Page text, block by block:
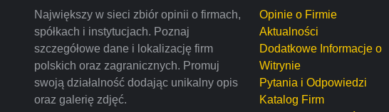
Największy w sieci zbiór opinii o firmach,
spółkach i instytucjach. Poznaj
szczegółowe dane i lokalizację firm
polskich oraz zagranicznych. Promuj
swoją działalność dodając unikalny opis
oraz galerię zdjęć.
Opinie o Firmie
Aktualności
Dodatkowe Informacje o
Witrynie
Pytania i Odpowiedzi
Katalog Firm